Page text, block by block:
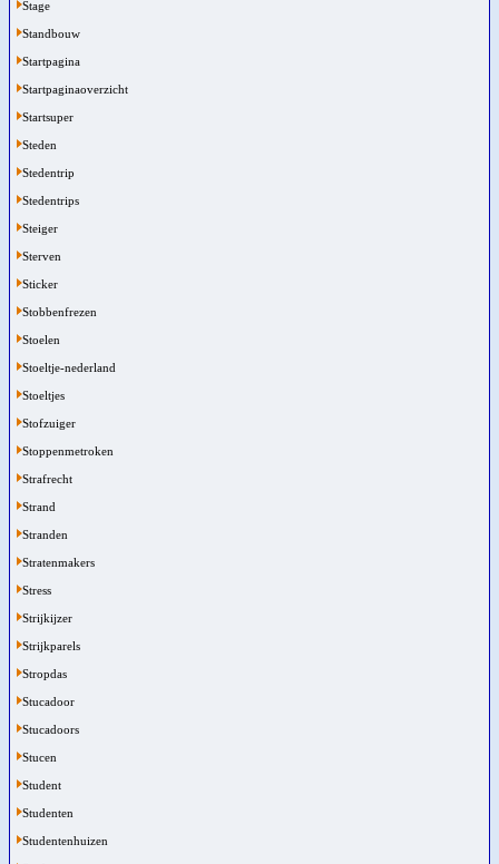
Stage
Standbouw
Startpagina
Startpaginaoverzicht
Startsuper
Steden
Stedentrip
Stedentrips
Steiger
Sterven
Sticker
Stobbenfrezen
Stoelen
Stoeltje-nederland
Stoeltjes
Stofzuiger
Stoppenmetroken
Strafrecht
Strand
Stranden
Stratenmakers
Stress
Strijkijzer
Strijkparels
Stropdas
Stucadoor
Stucadoors
Stucen
Student
Studenten
Studentenhuizen